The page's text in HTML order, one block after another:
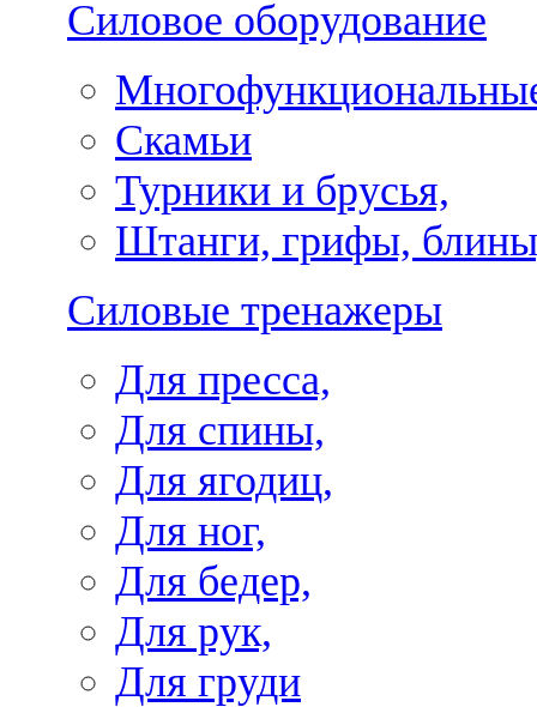
Силовое оборудование
Скамьи
Турники и брусья,
Штанги, грифы,
Силовые тренажеры
Для пресса,
Для спины,
Для ягодиц,
Для ног,
Для бедер,
Для рук,
Для груди